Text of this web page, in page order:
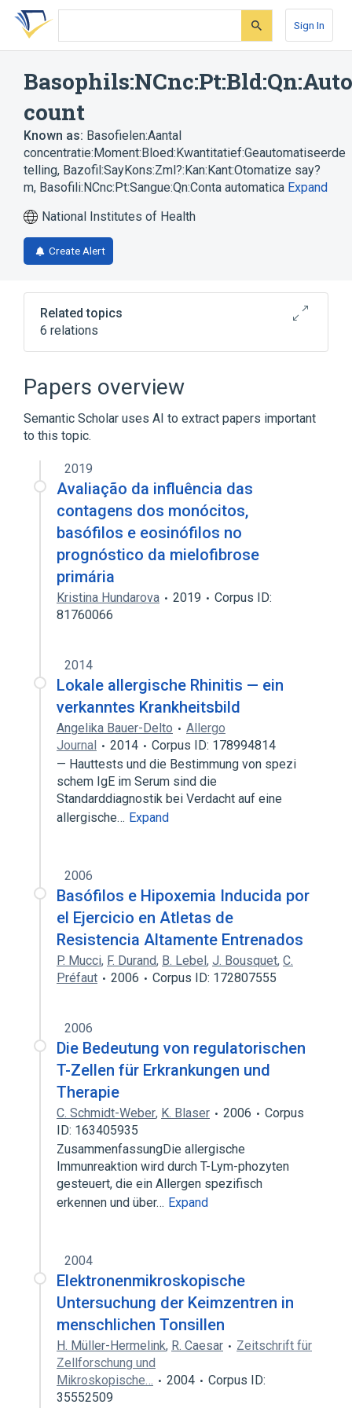
Skip
search
Skip
Skip
account
Sign In
count
Known as: Basofielen:Aantal
concentratie:Moment:Bloed:Kwantitatief:Geautomatiseerde
telling, Bazofil:SayKons:Zml?:Kan:Kant:Otomatize say?
m, Basofili:NCnc:Pt:Sangue:Qn:Conta automatica Expand
National Institutes of Health
Create Alert
Related topics
6 relations
Automated count
Expand
Papers overview
Semantic Scholar uses AI to extract papers important
to this topic.
2019
Avaliação da influência das
contagens dos monócitos,
basófilos e eosinófilos no
prognóstico da mielofibrose
primária
Kristina Hundarova 2019
Corpus ID:
81760066
2014
Lokale allergische Rhinitis — ein
verkanntes Krankheitsbild
Angelika Bauer-Delto
Allergo
Journal
2014
Corpus ID: 178994814
— Hauttests und die Bestimmung von spezi
schem IgE im Serum sind die
Standarddiagnostik bei Verdacht auf eine
allergische… Expand
2006
Basófilos e Hipoxemia Inducida por
el Ejercicio en Atletas de
Resistencia Altamente Entrenados
P. Mucci, F. Durand, B. Lebel, J. Bousquet, C.
Préfaut
2006 Corpus ID: 172807555
2006
Die Bedeutung von regulatorischen
T-Zellen für Erkrankungen und
Therapie
C. Schmidt-Weber, K. Blaser 2006
Corpus
ID: 163405935
ZusammenfassungDie allergische
Immunreaktion wird durch T-Lym-phozyten
gesteuert, die ein Allergen spezifisch
erkennen und über… Expand
2004
Elektronenmikroskopische
Untersuchung der Keimzentren in
menschlichen Tonsillen
H. Müller-Hermelink, R. Caesar
Zeitschrift für
Zellforschung und
Mikroskopische…
2004
Corpus ID:
35552509